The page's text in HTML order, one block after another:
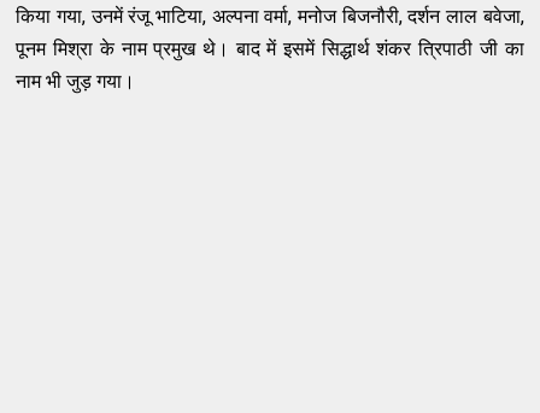
किया गया, उनमें रंजू भाटिया, अल्पना वर्मा, मनोज बिजनौरी, दर्शन लाल बवेजा,
पूनम मिश्रा के नाम प्रमुख थे। बाद में इसमें सिद्धार्थ शंकर त्रिपाठी जी का
नाम भी जुड़ गया।